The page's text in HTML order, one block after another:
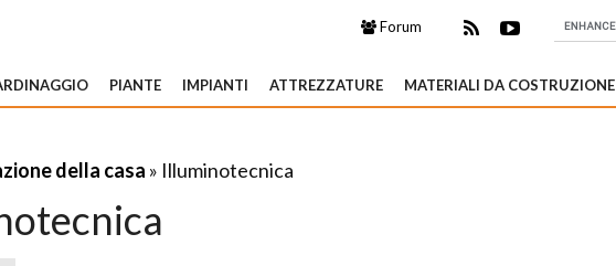
Forum
PIANTE IMPIANTI ATTREZZATURE MATERIALI DA COSTRUZIONE
della casa » Illuminotecnica